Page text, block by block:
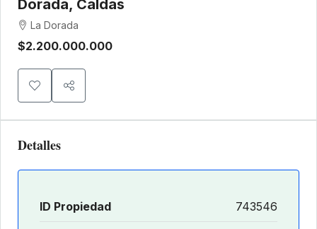
Dorada, Caldas
La Dorada
$2.200.000.000
Detalles
ID Propiedad 743546